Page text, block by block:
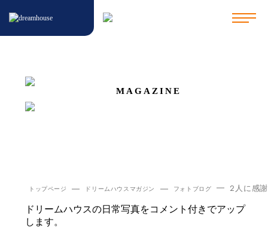
MAGAZINE
トップページ ドリームハウスマガジン フォトブログ 2人に感謝
ドリームハウスの日常写真をコメント付きでアップ
します。